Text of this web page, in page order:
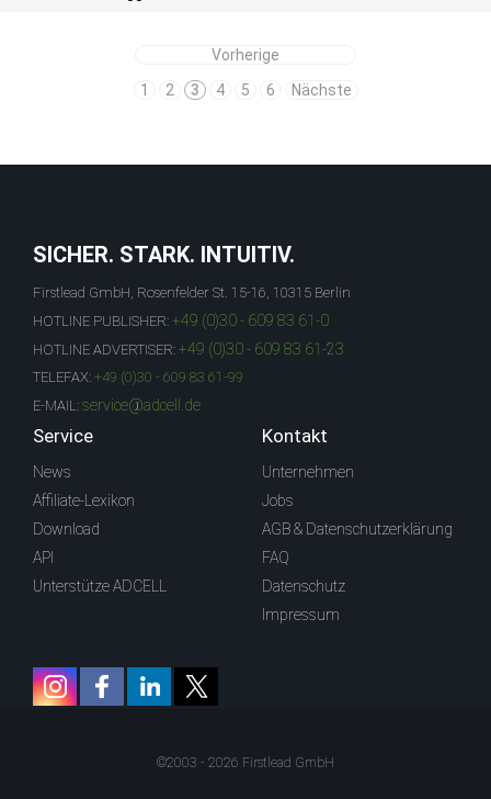
Vorherige
1
2 3 4 5 6 Nächste
SICHER. STARK. INTUITIV.
Firstlead GmbH, Rosenfelder St. 15-16, 10315 Berlin
HOTLINE PUBLISHER: +49 (0)30 - 609 83 61-0
HOTLINE ADVERTISER: +49 (0)30 - 609 83 61-23
TELEFAX: +49 (0)30 - 609 83 61-99
E-MAIL: service@adcell.de
Service
News
Affiliate-Lexikon
Download
API
Unterstütze ADCELL
Kontakt
Unternehmen
Jobs
AGB & Datenschutzerklärung
FAQ
Datenschutz
Impressum
©2003 - 2026 Firstlead GmbH